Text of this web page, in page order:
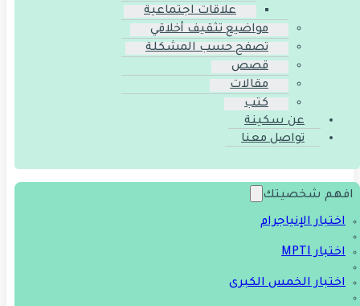
علاقات اجتماعية
مواضيع تثقيف أخلاقي
تصفح حسب المشكلة
قصص
مقالات
كتب
عن سكينة
تواصل معنا
افهم شخصيتك
اختبار الإنياجرام
اختبار MPTI
اختبار الخمس الكبرى